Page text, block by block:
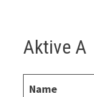
Aktive A
Name